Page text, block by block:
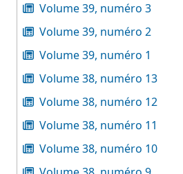
Volume 39, numéro 3
Volume 39, numéro 2
Volume 39, numéro 1
Volume 38, numéro 13
Volume 38, numéro 12
Volume 38, numéro 11
Volume 38, numéro 10